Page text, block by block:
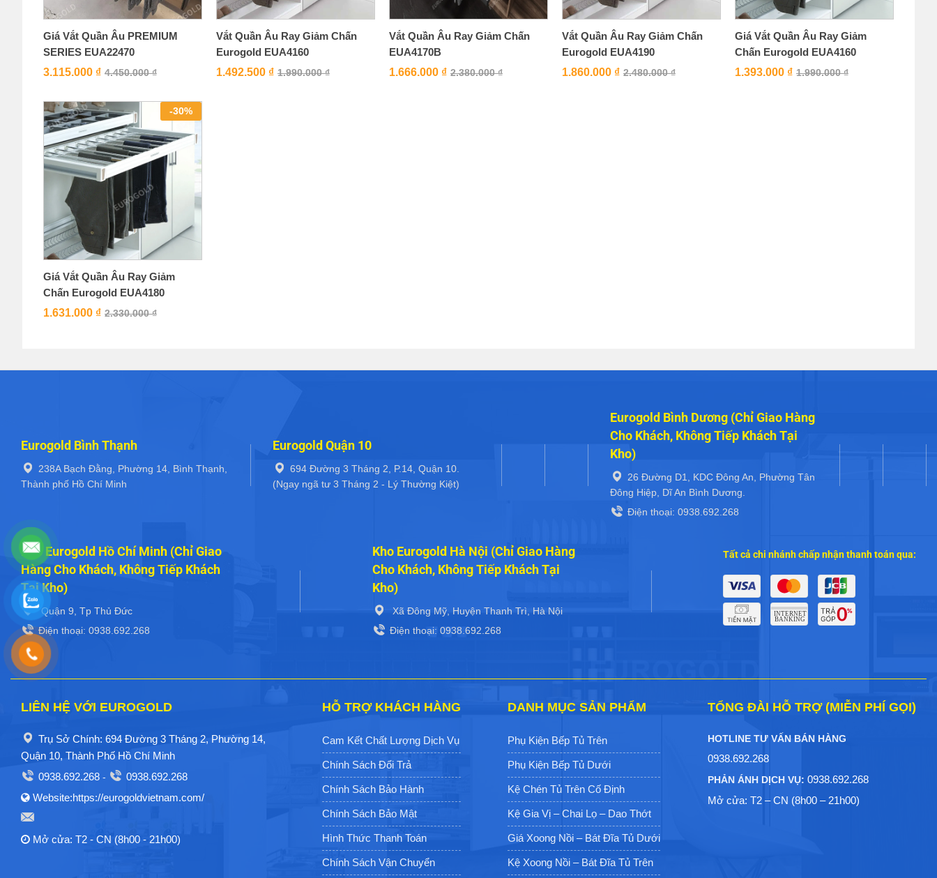
Giá Vắt Quần Âu PREMIUM
SERIES EUA22470
3.115.000 ₫ 4.450.000₫
Vắt Quần Âu Ray Giảm Chấn
Eurogold EUA4160
1.492.500 ₫ 1.990.000₫
Vắt Quần Âu Ray Giảm Chấn
EUA4170B
1.666.000 ₫ 2.380.000₫
Vắt Quần Âu Ray Giảm Chấn
Eurogold EUA4190
1.860.000 ₫ 2.480.000₫
Giá Vắt Quần Âu Ray Giảm
Chấn Eurogold EUA4160
1.393.000 ₫ 1.990.000₫
-30%
Giá Vắt Quần Âu Ray Giảm
Chấn Eurogold EUA4180
1.631.000 ₫ 2.330.000₫
Eurogold Bình Thạnh
238A Bạch Đằng, Phường 14, Bình Thạnh,
Thành phố Hồ Chí Minh
Eurogold Quận 10
694 Đường 3 Tháng 2, P.14, Quận 10.
(Ngay ngã tư 3 Tháng 2 - Lý Thường Kiệt)
Eurogold Bình Dương (Chỉ Giao Hàng
Cho Khách, Không Tiếp Khách Tại
Kho)
26 Đường D1, KDC Đông An, Phường Tân
Đông Hiệp, Dĩ An Bình Dương.
Điện thoại: 0938.692.268
Kho Eurogold Hồ Chí Minh (Chỉ Giao
Hàng Cho Khách, Không Tiếp Khách
Tại Kho)
Quận 9, Tp Thủ Đức
Điện thoại: 0938.692.268
Kho Eurogold Hà Nội (Chỉ Giao Hàng
Cho Khách, Không Tiếp Khách Tại
Kho)
Xã Đông Mỹ, Huyện Thanh Trì, Hà Nội
Điện thoại: 0938.692.268
Tất cả chi nhánh chấp nhận thanh toán qua:
LIÊN HỆ VỚI EUROGOLD
Trụ Sở Chính: 694 Đường 3 Tháng 2, Phường 14,
Quận 10, Thành Phố Hồ Chí Minh
0938.692.268 -
0938.692.268
Website:https://eurogoldvietnam.com/
Mở cửa: T2 - CN (8h00 - 21h00)
HỖ TRỢ KHÁCH HÀNG
Cam Kết Chất Lượng Dịch Vụ
Chính Sách Đổi Trả
Chính Sách Bảo Hành
Chính Sách Bảo Mật
Hình Thức Thanh Toán
Chính Sách Vận Chuyển
DANH MỤC SẢN PHẨM
Phụ Kiện Bếp Tủ Trên
Phụ Kiện Bếp Tủ Dưới
Kệ Chén Tủ Trên Cố Định
Kệ Gia Vị – Chai Lọ – Dao Thớt
Giá Xoong Nồi – Bát Đĩa Tủ Dưới
Kệ Xoong Nồi – Bát Đĩa Tủ Trên
TỔNG ĐÀI HỖ TRỢ (MIỄN PHÍ GỌI)
HOTLINE TƯ VẤN BÁN HÀNG
0938.692.268
PHẢN ÁNH DỊCH VỤ: 0938.692.268
Mở cửa: T2 – CN (8h00 – 21h00)